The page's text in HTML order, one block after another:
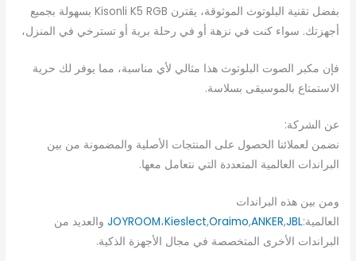
بفضل تقنية البلوتوث الموثوقة، يقترن Kisonli K5 RGB بسهولة بجميع
أجهزتك. سواء كنت في نزهة أو في رحلة برية أو تسترخي في المنزل،
فإن مكبر الصوت البلوتوث هذا مثالي لأي مناسبة، مما يوفر لك حرية
الاستمتاع بالموسيقى بسلاسة.
عن الشركة:
نضمن لعملائنا الحصول على المنتجات الأصلية والمضمونة من بين
البراندات العالمية المتعددة التي نتعامل معها.
ومن بين هذه البراندات
العالمية:
JOYROOM،Kieslect,Oraimo,ANKER,JBL
والعديد من
البراندات الأخرى المتخصصة في مجال الأجهزة الذكية.